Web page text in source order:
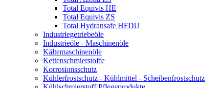
Total Equivis HE
Total Equivis ZS
Total Hydransafe HFDU
Industriegetriebeöle
Industrieöle - Maschinenöle
Kältemaschinenöle
Kettenschmierstoffe
Korrosionsschutz
Kühlerfrostschutz - Kühlmittel - Scheibenfrostschutz